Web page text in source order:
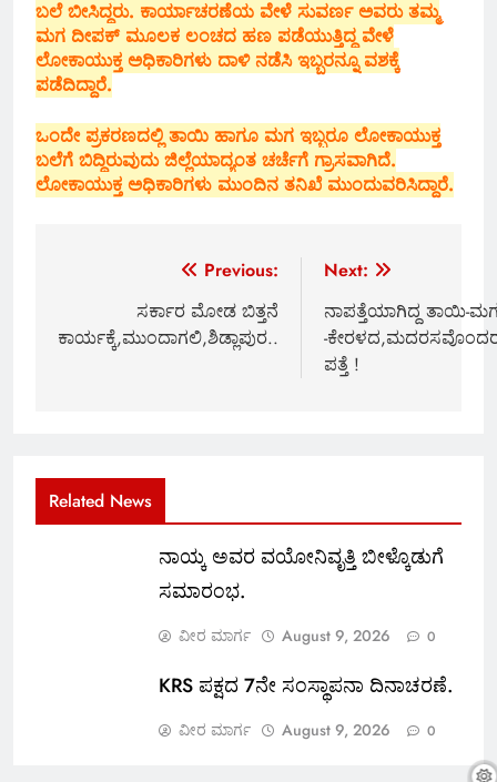
ಬಲೆ ಬೀಸಿದ್ದರು. ಕಾರ್ಯಾಚರಣೆಯ ವೇಳೆ ಸುವರ್ಣ ಅವರು ತಮ್ಮ
ಮಗ ದೀಪಕ್ ಮೂಲಕ ಲಂಚದ ಹಣ ಪಡೆಯುತ್ತಿದ್ದ ವೇಳೆ
ಲೋಕಾಯುಕ್ತ ಅಧಿಕಾರಿಗಳು ದಾಳಿ ನಡೆಸಿ ಇಬ್ಬರನ್ನೂ ವಶಕ್ಕೆ
ಪಡೆದಿದ್ದಾರೆ.
ಒಂದೇ ಪ್ರಕರಣದಲ್ಲಿ ತಾಯಿ ಹಾಗೂ ಮಗ ಇಬ್ಬರೂ ಲೋಕಾಯುಕ್ತ
ಬಲೆಗೆ ಬಿದ್ದಿರುವುದು ಜಿಲ್ಲೆಯಾದ್ಯಂತ ಚರ್ಚೆಗೆ ಗ್ರಾಸವಾಗಿದೆ.
ಲೋಕಾಯುಕ್ತ ಅಧಿಕಾರಿಗಳು ಮುಂದಿನ ತನಿಖೆ ಮುಂದುವರಿಸಿದ್ದಾರೆ.
navigation
Previous:
ಸರ್ಕಾರ ಮೋಡ ಬಿತ್ತನೆ
ಕಾರ್ಯಕ್ಕೆ,ಮುಂದಾಗಲಿ,ಶಿಡ್ಲಾಪುರ..
Next:
ನಾಪತ್ತೆಯಾಗಿದ್ದ ತಾಯಿ-
-
ಪತ್ತೆ !
Related News
ನಾಯ್ಕ ಅವರ ವಯೋನಿವೃತ್ತಿ ಬೀಳ್ಕೊಡುಗೆ
ಸಮಾರಂಭ.
ವೀರ ಮಾರ್ಗ August 9, 2026 0
KRS ಪಕ್ಷದ 7ನೇ ಸಂಸ್ಥಾಪನಾ ದಿನಾಚರಣೆ.
ವೀರ ಮಾರ್ಗ August 9, 2026 0